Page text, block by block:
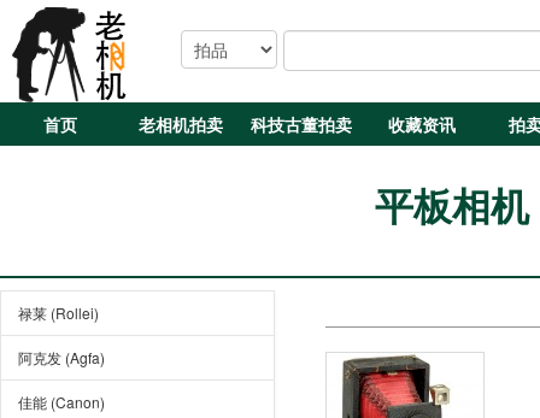
首页 老相机拍卖 科技古董拍卖 收藏资讯 拍
平板相
禄莱 (Rollei)
阿克发 (Agfa)
佳能 (Canon)